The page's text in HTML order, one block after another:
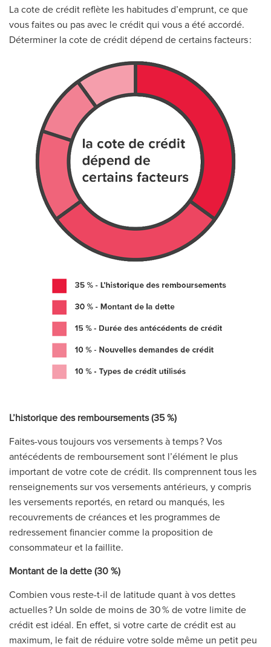
La cote de crédit reflète les habitudes d’emprunt, ce que
vous faites ou pas avec le crédit qui vous a été accordé.
Déterminer la cote de crédit dépend de certains facteurs :
L’historique des remboursements (35 %)
Faites-vous toujours vos versements à temps ? Vos
antécédents de remboursement sont l’élément le plus
important de votre cote de crédit. Ils comprennent tous les
renseignements sur vos versements antérieurs, y compris
les versements reportés, en retard ou manqués, les
recouvrements de créances et les programmes de
redressement financier comme la proposition de
consommateur et la faillite.
Montant de la dette (30 %)
Combien vous reste-t-il de latitude quant à vos dettes
actuelles ? Un solde de moins de 30 % de votre limite de
crédit est idéal. En effet, si votre carte de crédit est au
maximum, le fait de réduire votre solde même un petit peu